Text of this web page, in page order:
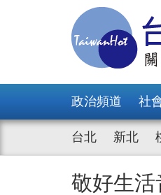
政治頻道 社
台北 新北
敬好生